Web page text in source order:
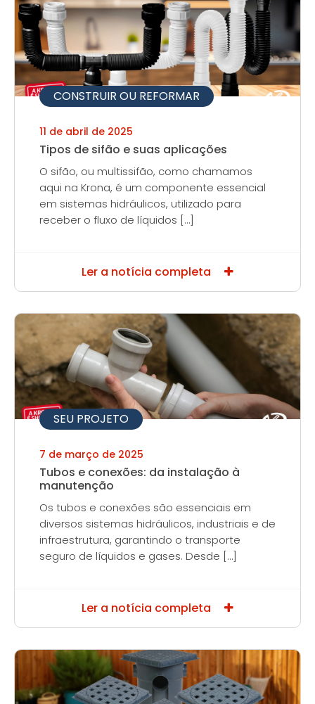
CONSTRUIR OU REFORMAR
11 de abril de 2025
Tipos de sifão e suas aplicações
O sifão, ou multissifão, como chamamos
aqui na Krona, é um componente essencial
em sistemas hidráulicos, utilizado para
receber o fluxo de líquidos […]
Ler a notícia completa
SEU PROJETO
7 de março de 2025
Tubos e conexões: da instalação à
manutenção
Os tubos e conexões são essenciais em
diversos sistemas hidráulicos, industriais e de
infraestrutura, garantindo o transporte
seguro de líquidos e gases. Desde […]
Ler a notícia completa